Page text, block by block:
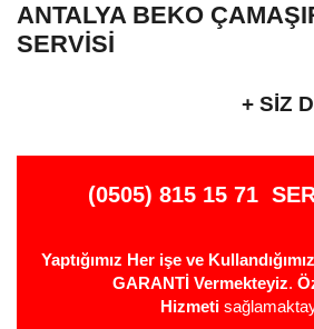
ANTALYA BEKO
SERVISI
+ SIZ
(0505) 815 15 71
Yaptığımız Her işe ve
GARANTİ Vermekteyiz.
Hizmeti